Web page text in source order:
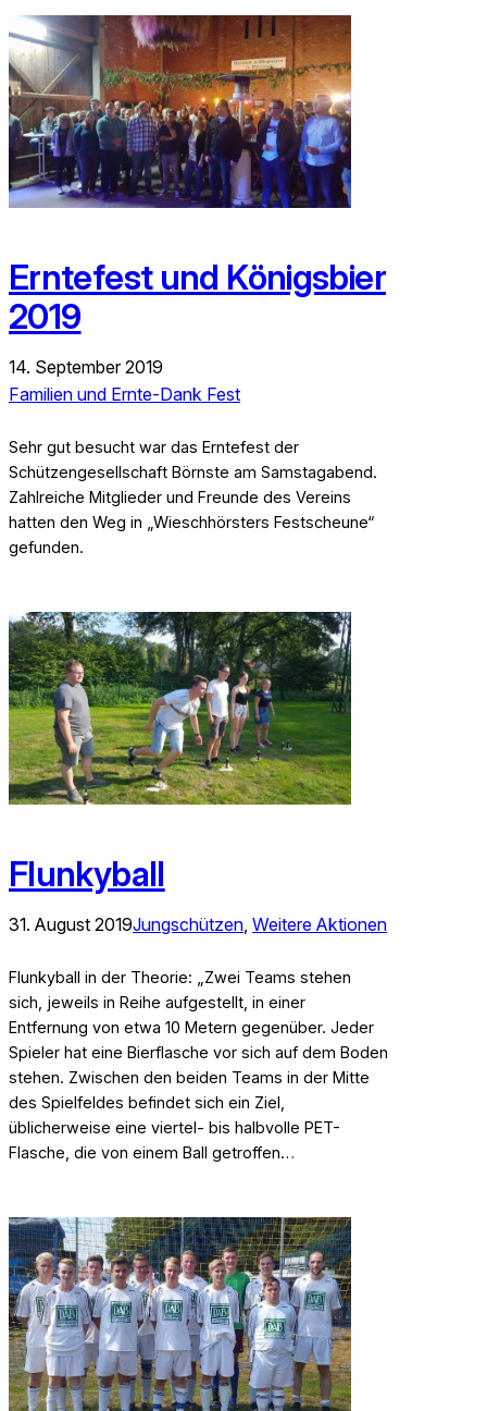
Erntefest und Königsbier
2019
14. September 2019
Familien und Ernte-Dank Fest
Sehr gut besucht war das Erntefest der
Schützengesellschaft Börnste am Samstagabend.
Zahlreiche Mitglieder und Freunde des Vereins
hatten den Weg in „Wieschhörsters Festscheune“
gefunden.
Flunkyball
31. August 2019Jungschützen, Weitere Aktionen
Flunkyball in der Theorie: „Zwei Teams stehen
sich, jeweils in Reihe aufgestellt, in einer
Entfernung von etwa 10 Metern gegenüber. Jeder
Spieler hat eine Bierflasche vor sich auf dem Boden
stehen. Zwischen den beiden Teams in der Mitte
des Spielfeldes befindet sich ein Ziel,
üblicherweise eine viertel- bis halbvolle PET-
Flasche, die von einem Ball getroffen…